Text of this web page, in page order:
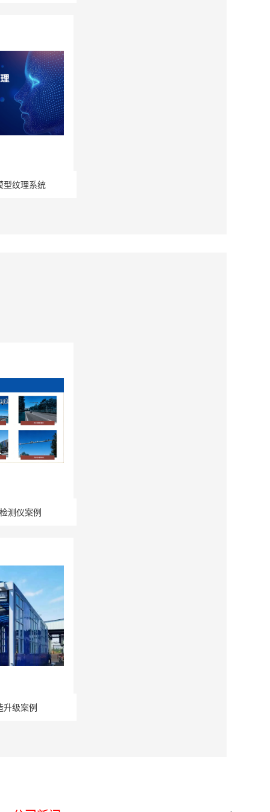
型纹理系统
测仪案例
升级案例